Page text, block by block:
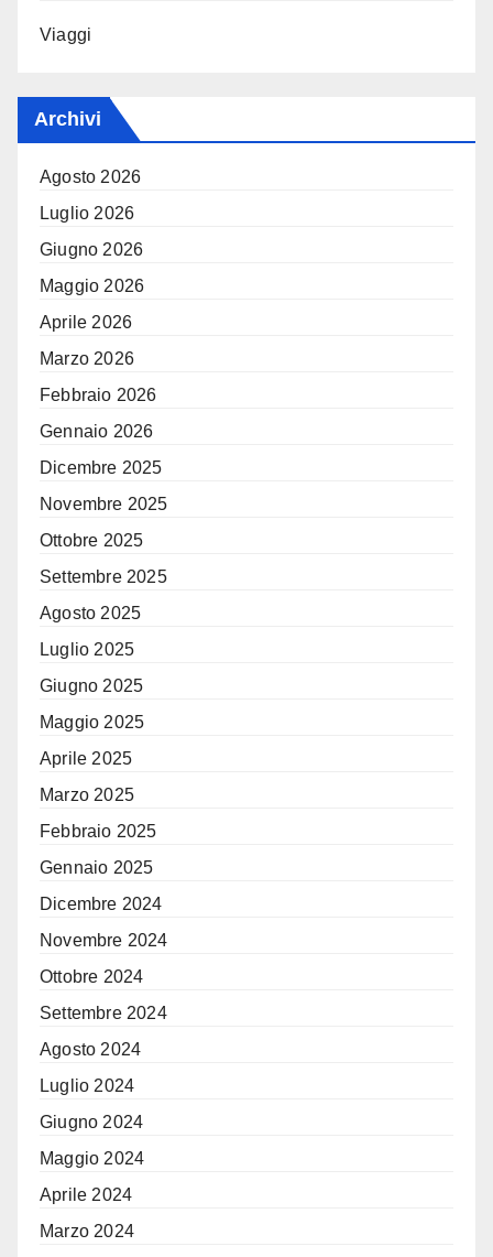
Viaggi
Archivi
Agosto 2026
Luglio 2026
Giugno 2026
Maggio 2026
Aprile 2026
Marzo 2026
Febbraio 2026
Gennaio 2026
Dicembre 2025
Novembre 2025
Ottobre 2025
Settembre 2025
Agosto 2025
Luglio 2025
Giugno 2025
Maggio 2025
Aprile 2025
Marzo 2025
Febbraio 2025
Gennaio 2025
Dicembre 2024
Novembre 2024
Ottobre 2024
Settembre 2024
Agosto 2024
Luglio 2024
Giugno 2024
Maggio 2024
Aprile 2024
Marzo 2024